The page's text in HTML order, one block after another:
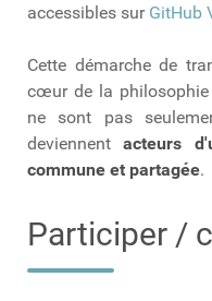
accessibles sur GitHub
Cette démarche de
cœur de la
ne sont pas
deviennentacteurs
commune et partagée.
Participer /